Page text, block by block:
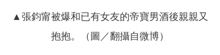
▲張鈞甯被爆和已有女友的帝寶男酒後親親又
抱抱。（圖／翻攝自微博）